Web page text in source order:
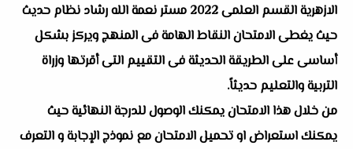
الازهرية القسم العلمى 2022 مستر نعمة الله رشاد نظام حديث
حيث يغطى الامتحان النقاط الهامة فى المنهج ويركز بشكل
أساسى على الطريقة الحديثة فى التقييم التى أقرتها وزراة
التربية والتعليم حديثاً.
من خلال هذا الامتحان يمكنك الوصول للدرجة النهائية حيث
يمكنك استعراض او تحميل الامتحان مع نموذج الإجابة و التعرف